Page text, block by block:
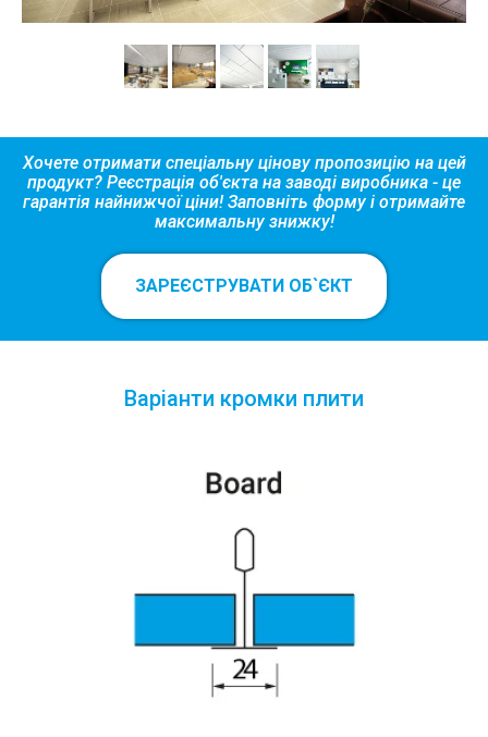
Хочете отримати спеціальну цінову пропозицію на цей
продукт? Реєстрація об'єкта на заводі виробника - це
гарантія найнижчої ціни! Заповніть форму і отримайте
максимальну знижку!
ЗАРЕЄСТРУВАТИ ОБ`ЄКТ
Варіанти кромки плити